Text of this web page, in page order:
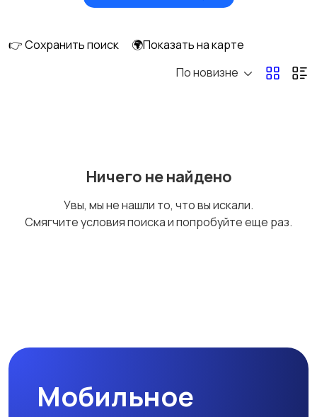
Водные виды спорта
Тренажеры и фитнес Спортивное питание
👉 Сохранить поиск
🌍Показать на карте
По новизне
Ничего не найдено
Увы, мы не нашли то, что вы искали.
Смягчите условия поиска и попробуйте еще раз.
Мобильное